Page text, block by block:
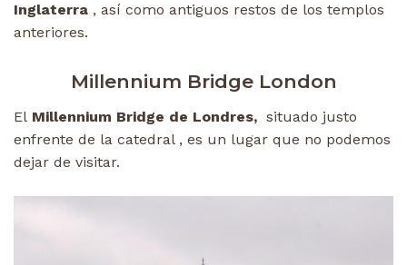
Inglaterra , así como antiguos restos de los templos
anteriores.
Millennium Bridge London
El Millennium Bridge de Londres, situado justo
enfrente de la catedral , es un lugar que no podemos
dejar de visitar.